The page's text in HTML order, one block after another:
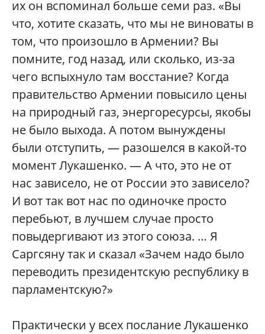
их он вспоминал больше семи раз. «Вы
что, хотите сказать, что мы не виноваты в
том, что произошло в Армении? Вы
помните, год назад, или сколько, из-за
чего вспыхнуло там восстание? Когда
правительство Армении повысило цены
на природный газ, энергоресурсы, якобы
не было выхода. А потом вынуждены
были отступить, — разошелся в какой-то
момент Лукашенко. — А что, это не от
нас зависело, не от России это зависело?
И вот так вот нас по одиночке просто
перебьют, в лучшем случае просто
повыдергивают из этого союза. … Я
Саргсяну так и сказал «Зачем надо было
переводить президентскую республику в
парламентскую?»
Практически у всех послание Лукашенко